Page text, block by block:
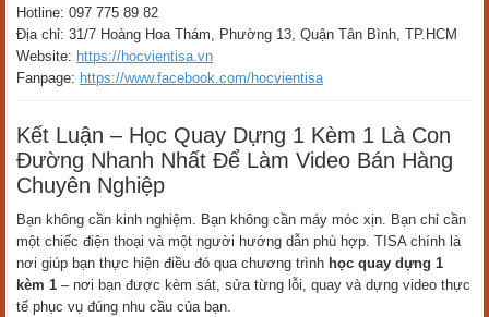
Hotline: 097 775 89 82
Địa chỉ: 31/7 Hoàng Hoa Thám, Phường 13, Quận Tân Bình, TP.HCM
Website: https://hocvientisa.vn
Fanpage: https://www.facebook.com/hocvientisa
Kết Luận – Học Quay Dựng 1 Kèm 1 Là Con
Đường Nhanh Nhất Để Làm Video Bán Hàng
Chuyên Nghiệp
Bạn không cần kinh nghiệm. Bạn không cần máy móc xịn. Bạn chỉ cần
một chiếc điện thoại và một người hướng dẫn phù hợp. TISA chính là
nơi giúp bạn thực hiện điều đó qua chương trình học quay dựng 1
kèm 1 – nơi bạn được kèm sát, sửa từng lỗi, quay và dựng video thực
tế phục vụ đúng nhu cầu của bạn.